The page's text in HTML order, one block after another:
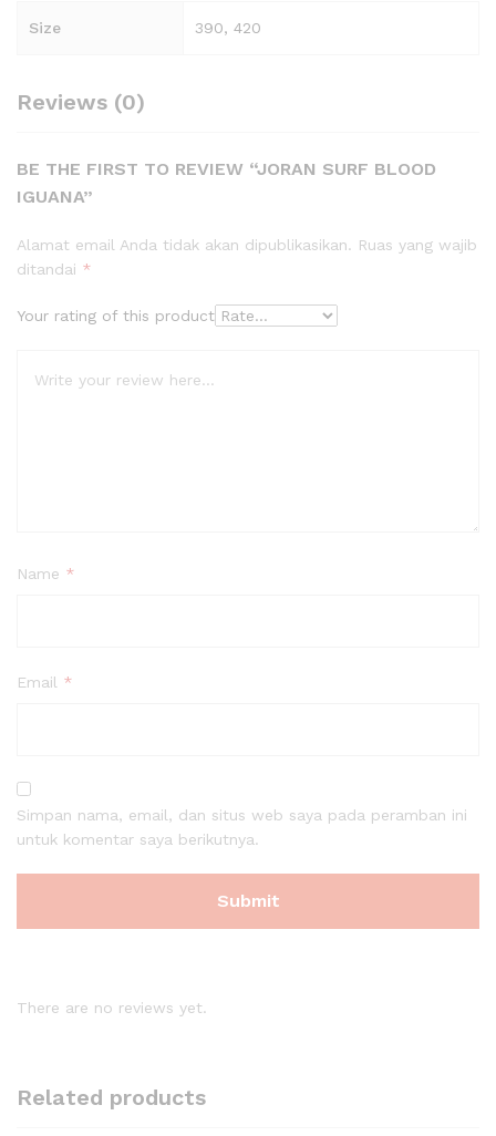
Size 390, 420
Reviews (0)
BE THE FIRST TO REVIEW “JORAN SURF BLOOD
IGUANA”
Alamat email Anda tidak akan dipublikasikan. Ruas yang wajib
ditandai *
Your rating of this product
Name *
Email *
Simpan nama, email, dan situs web saya pada peramban ini
untuk komentar saya berikutnya.
There are no reviews yet.
Related products